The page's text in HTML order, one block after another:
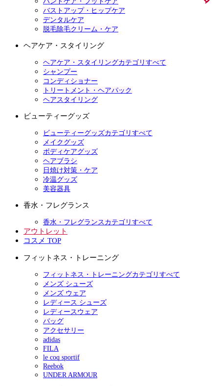
バストアップ・ヒップケア
デンタルケア
脱毛除毛クリーム・ケア
ヘアケア・スタイリング
ヘアケア・スタイリングカテゴリすべて
シャンプー
コンディショナー
トリートメント・ヘアパック
ヘアスタイリング
ビューティーグッズ
ビューティーグッズカテゴリすべて
メイクグッズ
ボディケアグッズ
ヘアブラシ
日焼け対策・ケア
冷温グッズ
美容器具
香水・フレグランス
香水・フレグランスカテゴリすべて
アウトレット
コスメ TOP
フィットネス・トレーニング
フィットネス・トレーニングカテゴリすべて
メンズ シューズ
メンズ ウェア
レディース シューズ
レディースウェア
バッグ
アクセサリー
adidas
FILA
le coq sportif
Reebok
UNDER ARMOUR